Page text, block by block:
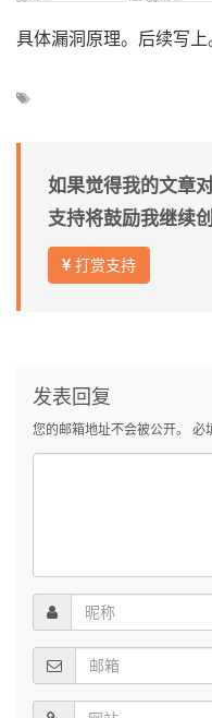
具体漏洞原理。后续写上
如果觉得我的文章
支持将鼓励我继续创
打赏支持
发表回复
您的邮箱地址不会被公开。 必